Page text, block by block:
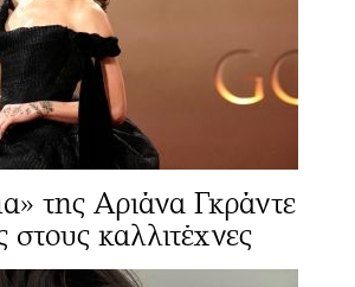
της Αριάνα Γκράντε
στους καλλιτέχνες